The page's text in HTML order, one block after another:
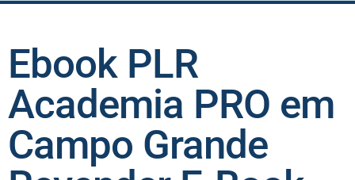
Ebook PLR
Academia PRO em
Campo Grande